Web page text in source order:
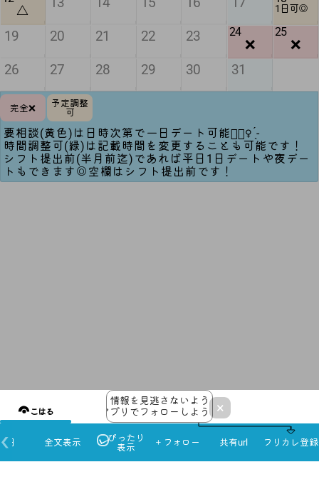
×
情報を見逃さないよう
アプリでフォローしよう！
こはる
フリカレ登録
共有url
＋フォロー
ぴったり
表示
全文表示
日
△ 1日可◎
19 20 21 22 23 24
❌
25
❌
26
27 28 29 30 31
完全❌
予定調整
可
要相談(黄色)は日時次第で一日デート可能🙆🏻‍♀️ ̖́-‬
時間調整可(緑)は記載時間を変更することも可能です！
シフト提出前(半月前迄)であれば平日1日デートや夜デー
トもできます◎空欄はシフト提出前です！